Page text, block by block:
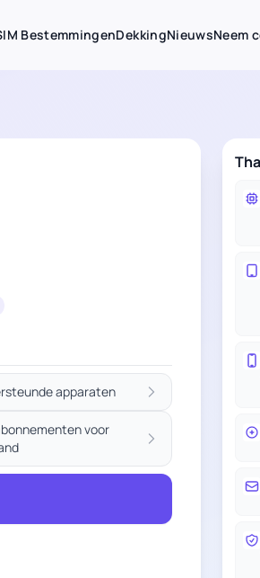
BestemmingenDekkingNieuwsNeem
apparaten
voor